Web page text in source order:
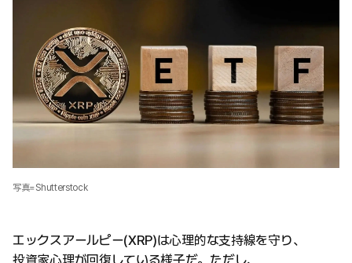
写真=Shutterstock
エックスアールピー(XRP)は心理的な支持線を守り、
投資家心理が回復している様子だ。ただし、